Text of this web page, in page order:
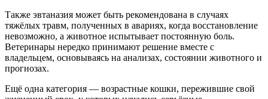
Также эвтаназия может быть рекомендована в случаях
тяжёлых травм, полученных в авариях, когда восстановление
невозможно, а животное испытывает постоянную боль.
Ветеринары нередко принимают решение вместе с
владельцем, основываясь на анализах, состоянии животного и
прогнозах.
Ещё одна категория — возрастные кошки, пережившие свой